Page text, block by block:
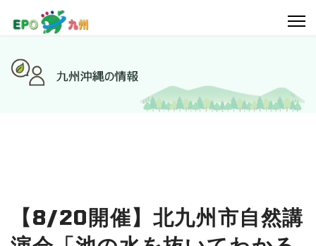
【8/20開催】北九州市自然講